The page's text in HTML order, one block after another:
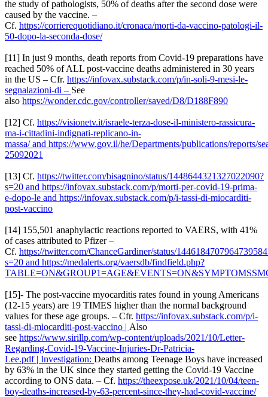
the study of pathologists, 50% of deaths after the second dose were
caused by the vaccine. –
Cf. https://corrierequotidiano.it/cronaca/morti-da-vaccino-patologi-il-
50-dopo-la-seconda-dose/
[11] In just 9 months, death reports from Covid-19 preparations have
reached 50% of ALL post-vaccine deaths administered in 30 years
in the US – Cfr. https://infovax.substack.com/p/in-soli-9-mesi-le-
segnalazioni-di – See
also https://wonder.cdc.gov/controller/saved/D8/D188F890
[12] Cf. https://visionetv.it/israele-terza-dose-il-ministero-rassicura-
ma-i-cittadini-indignati-replicano-in-
massa/ and https://www.gov.il/he/Departments/publications/reports/
25092021
[13] Cf. https://twitter.com/bisagnino/status/1448644321327022090?
s=20 and https://infovax.substack.com/p/morti-per-covid-19-prima-
e-dopo-le and https://infovax.substack.com/p/i-tassi-di-miocarditi-
post-vaccino
[14] 155,501 anaphylactic reactions reported to VAERS, with 41%
of cases attributed to Pfizer –
Cf. https://twitter.com/ChanceGardiner/status/
s=20 and https://medalerts.org/vaersdb/findfield.php?
[15]- The post-vaccine myocarditis rates found in young Americans
(12-15 years) are 19 TIMES higher than the normal background
values for these age groups. – Cfr. https://infovax.substack.com/p/i-
tassi-di-miocarditi-post-vaccino | Also
see https://www.sirillp.com/wp-content/uploads/2021/10/Letter-
Regarding-Covid-19-Vaccine-Injuries-Dr-Patricia-
Lee.pdf | Investigation: Deaths among Teenage Boys have increased
by 63% in the UK since they started getting the Covid-19 Vaccine
according to ONS data. – Cf. https://theexpose.uk/2021/10/04/teen-
boy-deaths-increased-by-63-percent-since-they-had-covid-vaccine/